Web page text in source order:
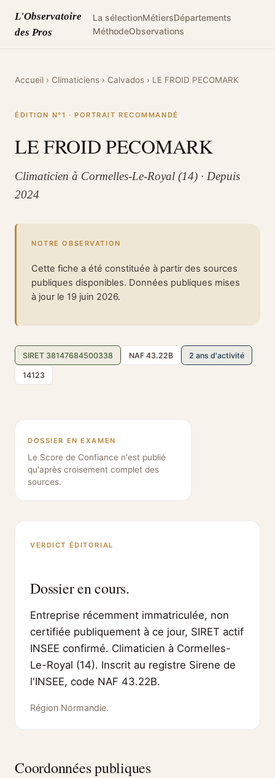
L'Observatoire
des Pros
La sélectionMétiersDépartements
MéthodeObservations
Accueil › Climaticiens › Calvados › LE FROID PECOMARK
ÉDITION N°1 · PORTRAIT RECOMMANDÉ
LE FROID PECOMARK
Climaticien à Cormelles-Le-Royal (14) · Depuis
2024
NOTRE OBSERVATION
Cette fiche a été constituée à partir des sources
publiques disponibles. Données publiques mises
à jour le 19 juin 2026.
SIRET 38147684500338 NAF 43.22B 2 ans d'activité
14123
DOSSIER EN EXAMEN
Le Score de Confiance n'est publié
qu'après croisement complet des
sources.
VERDICT ÉDITORIAL
Dossier en cours.
Entreprise récemment immatriculée, non
certifiée publiquement à ce jour, SIRET actif
INSEE confirmé. Climaticien à Cormelles-
Le-Royal (14). Inscrit au registre Sirene de
l'INSEE, code NAF 43.22B.
Région Normandie.
Coordonnées publiques